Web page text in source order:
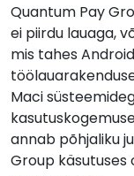
Quantum Pay
ei piirdu lauaga,
mis tahes
Maci
annab põhjaliku
Group